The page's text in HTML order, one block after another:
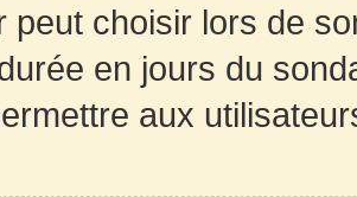
peut choisir lors de
en jours du
aux